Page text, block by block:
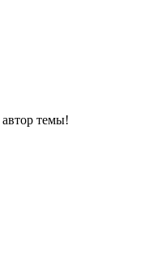
автор темы!